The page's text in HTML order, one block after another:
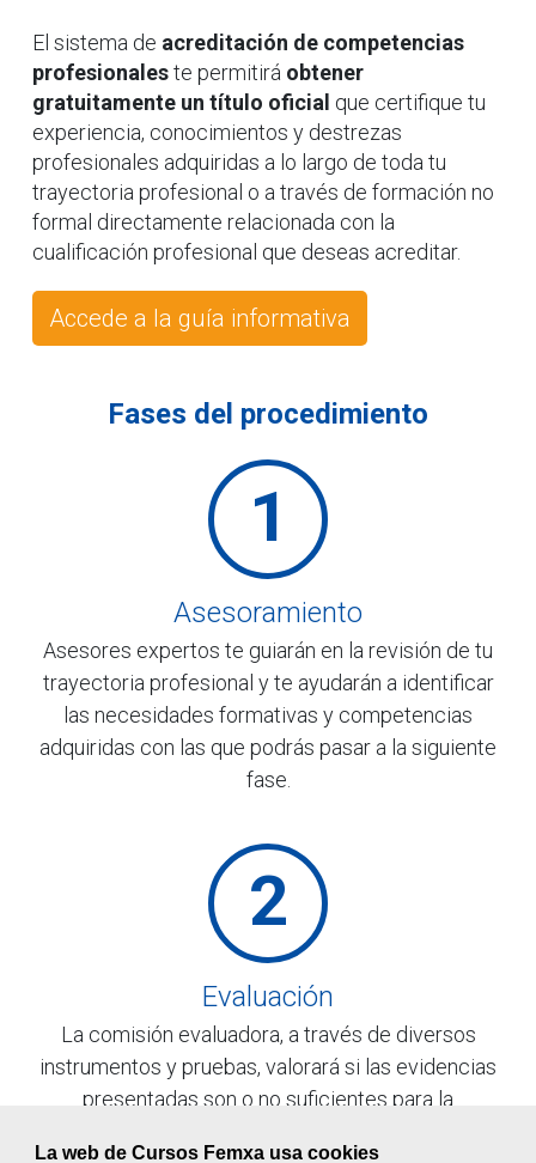
La web de Cursos Femxa usa cookies
El sistema de acreditación de competencias
profesionaleste permitirá obtener
gratuitamente un título oficial que certifique tu
experiencia, conocimientos y destrezas
profesionales adquiridas a lo largo de toda tu
trayectoria profesional o a través de formación no
formal directamente relacionada con la
cualificación profesional que deseas acreditar.
Accede a la guía informativa
Fases del procedimiento
1
Asesoramiento
Asesores expertos te guiarán en la revisión de tu
trayectoria profesional y te ayudarán a identificar
las necesidades formativas y competencias
adquiridas con las que podrás pasar a la siguiente
fase.
2
Evaluación
La comisión evaluadora, a través de diversos
instrumentos y pruebas, valorará si las evidencias
presentadas son o no suficientes para la